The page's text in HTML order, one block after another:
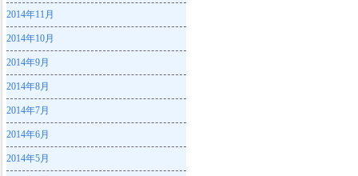
2014年11月
2014年10月
2014年9月
2014年8月
2014年7月
2014年6月
2014年5月